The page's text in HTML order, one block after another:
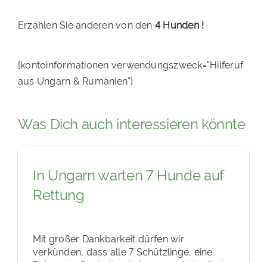
Erzählen Sie anderen von den 4 Hunden !
[kontoinformationen verwendungszweck="Hilferuf
aus Ungarn & Rumänien"]
Was Dich auch interessieren könnte
In Ungarn warten 7 Hunde auf
Rettung
Mit großer Dankbarkeit dürfen wir
verkünden, dass alle 7 Schützlinge, eine